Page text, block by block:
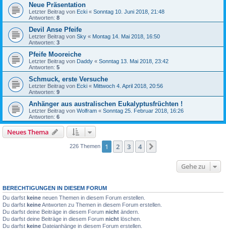
Neue Präsentation
Letzter Beitrag von Ecki « Sonntag 10. Juni 2018, 21:48
Antworten: 8
Devil Anse Pfeife
Letzter Beitrag von Sky « Montag 14. Mai 2018, 16:50
Antworten: 3
Pfeife Mooreiche
Letzter Beitrag von Daddy « Sonntag 13. Mai 2018, 23:42
Antworten: 5
Schmuck, erste Versuche
Letzter Beitrag von Ecki « Mittwoch 4. April 2018, 20:56
Antworten: 9
Anhänger aus australischen Eukalyptusfrüchten !
Letzter Beitrag von Wolfram « Sonntag 25. Februar 2018, 16:26
Antworten: 6
Neues Thema
226 Themen 1 2 3 4
Gehe zu
BERECHTIGUNGEN IN DIESEM FORUM
Du darfst keine neuen Themen in diesem Forum erstellen.
Du darfst keineAntworten zu Themen in diesem Forum erstellen.
Du darfst deine Beiträge in diesem Forum nicht ändern.
Du darfst deine Beiträge in diesem Forum nicht löschen.
Du darfst keine Dateianhänge in diesem Forum erstellen.